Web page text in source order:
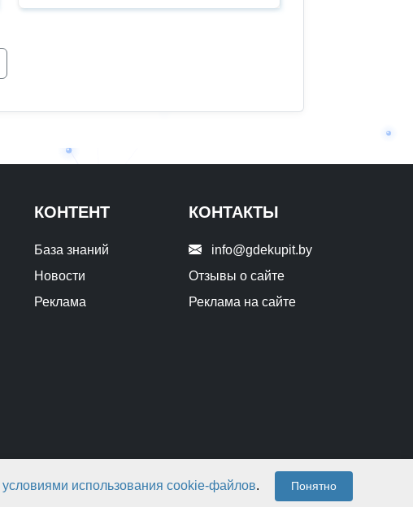
КОНТЕНТ
База знаний
Новости
Реклама
КОНТАКТЫ
info@gdekupit.by
Отзывы о сайте
Реклама на сайте
условиями использования cookie-файлов. Понятно